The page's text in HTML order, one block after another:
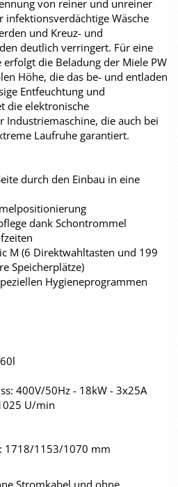
von reiner und unreiner
infektionsverdächtige Wäsche
und Kreuz- und
deutlich verringert. Für eine
die Beladung der Miele PW
Höhe, die das be- und entladen
Entfeuchtung und
die elektronische
Industriemaschine, die auch bei
Laufruhe garantiert.
durch den Einbau in eine
dank Schontrommel
M (6 Direktwahltasten und 199
Speicherplätze)
Hygieneprogrammen
400V/50Hz - 18kW - 3x25A
U/min
1718/1153/1070 mm
Stromkabel und ohne